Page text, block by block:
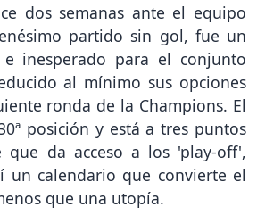
dos semanas ante el equipo
partido sin gol, fue un
inesperado para el conjunto
al mínimo sus opciones
ronda de la Champions. El
posición y está a tres puntos
da acceso a los 'play-off',
un calendario que convierte el
que una utopía.